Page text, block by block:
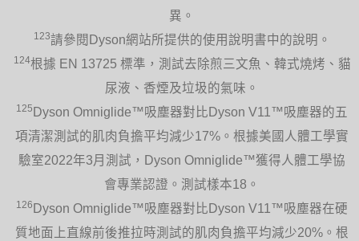
異。
123請參閱Dyson網站所提供的使用說明書中的說明。
124根據 EN 13725 標準，測試去除煎三文魚、韓式燒烤、貓
尿液、香煙及垃圾的氣味。
125 Dyson Omniglide™吸塵器對比Dyson V11™吸塵器的五
項清潔測試的肌肉負擔平均減少17%。根據美國人體工學實
驗室2022年3月測試，Dyson Omniglide™獲得人體工學協
會專業認證。測試樣本18。
126 Dyson Omniglide™吸塵器對比Dyson V11™吸塵器在硬
質地面上直線前後推拉時測試的肌肉負擔平均減少20%。根